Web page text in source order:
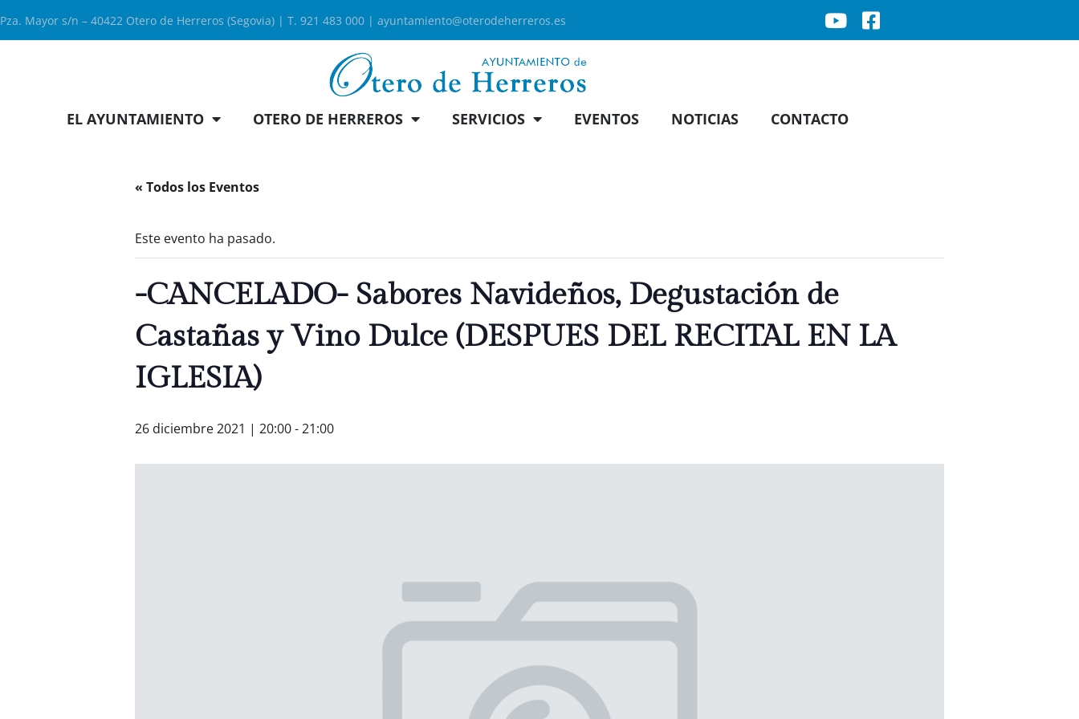
Pza. Mayor s/n – 40422 Otero de Herreros (Segovia) | T. 921 483 000 | ayuntamiento@oterodeherreros.es
EL AYUNTAMIENTO OTERO DE HERREROS SERVICIOS EVENTOS NOTICIAS CONTACTO
« Todos los Eventos
Este evento ha pasado.
-CANCELADO- Sabores Navideños, Degustación de
Castañas y Vino Dulce (DESPUES DEL RECITAL EN LA
IGLESIA)
26 diciembre 2021 | 20:00-21:00